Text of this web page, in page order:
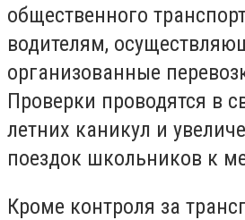
общественного
водителям,
организованные
Проверки проводятся в
летних каникул и
поездок школьников к
Кроме контроля за